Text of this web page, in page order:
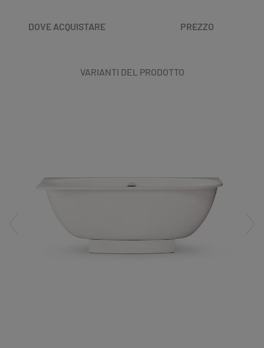
DOVE ACQUISTARE PREZZO
VARIANTI DEL PRODOTTO